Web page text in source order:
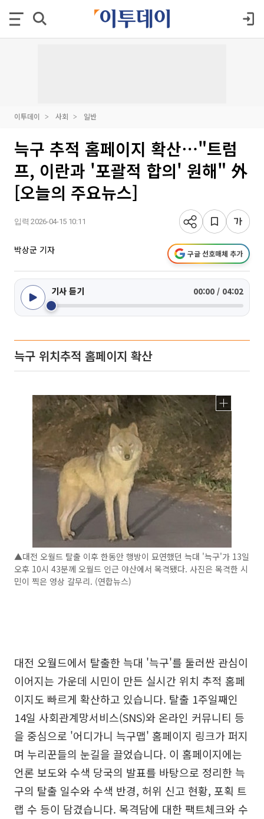
이투데이 사회 일반
늑구 추적 홈페이지 확산⋯"트럼
프, 이란과 '포괄적 합의' 원해" 外
[오늘의 주요뉴스]
입력 2026-04-15 10:11
박상군 기자 구글 선호매체 추가
기사 듣기 00:00 / 04:02
늑구 위치추적 홈페이지 확산
▲대전 오월드 탈출 이후 한동안 행방이 묘연했던 늑대 '늑구'가 13일
오후 10시 43분께 오월드 인근 야산에서 목격됐다. 사진은 목격한 시
민이 찍은 영상 갈무리. (연합뉴스)
대전 오월드에서 탈출한 늑대 '늑구'를 둘러싼 관심이
이어지는 가운데 시민이 만든 실시간 위치 추적 홈페
이지도 빠르게 확산하고 있습니다. 탈출 1주일째인
14일 사회관계망서비스(SNS)와 온라인 커뮤니티 등
을 중심으로 '어디가니 늑구맵' 홈페이지 링크가 퍼지
며 누리꾼들의 눈길을 끌었습니다. 이 홈페이지에는
언론 보도와 수색 당국의 발표를 바탕으로 정리한 늑
구의 탈출 일수와 수색 반경, 허위 신고 현황, 포획 트
랩 수 등이 담겼습니다. 목격담에 대한 팩트체크와 수